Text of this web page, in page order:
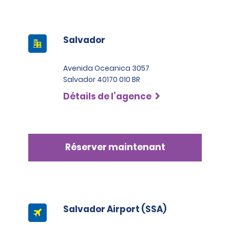
Salvador
Avenida Oceanica 3057
Salvador 40170 010 BR
Détails de l’agence
Réserver maintenant
Salvador Airport (SSA)